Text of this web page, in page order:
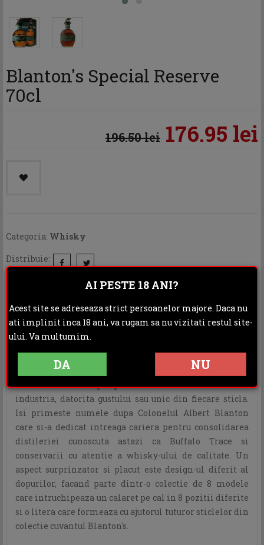
Blanton's Special Reserve
70cl
196.50 lei 176.95 lei
Categoria: Whisky
Distribuie:
DESCRIERE INFORMATII ADITIONALE
Produs inca din anul 1984, Blanton's este un single
barrel bourbon super-premium care a revolutionat
industria, datorita gustului sau unic din fiecare sticla.
Isi primeste numele dupa Colonelul Albert Blanton
care si-a dedicat intreaga cariera pentru consolidarea
distileriei cunoscuta astazi ca Buffalo Trace si
conservarii cu atentie a whisky-ului de calitate. Un
aspect surprinzator si placut este design-ul diferit al
dopurilor, facand parte dintr-o colectie de 8 modele
care intruchipeaza un calaret pe cal in 8 pozitii diferite
si o litera care formeaza cu ajutorul tuturor sticlelor din
colectie cuvantul Blanton's.
AI PESTE 18 ANI?
Acest site se adreseaza strict persoanelor majore. Daca nu
ati implinit inca 18 ani, va rugam sa nu vizitati restul site-
ului. Va multumim.
DA NU